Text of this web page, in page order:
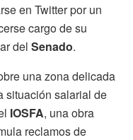
en Twitter por un
cargo de su
del Senado.
una zona delicada
situación salarial de
IOSFA, una obra
reclamos de